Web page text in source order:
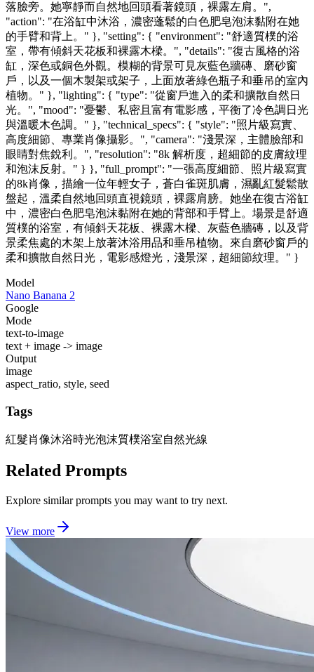
落臉旁。她寧靜而自然地回頭看著鏡頭，裸露左肩。",
"action": "在浴缸中沐浴，濃密蓬鬆的白色肥皂泡沫黏附在她
的手臂和背上。" }, "setting": { "environment": "舒適質樸的浴
室，帶有傾斜天花板和裸露木樑。", "details": "復古風格的浴
缸，深色或銅色外觀。模糊的背景可見灰藍色牆磚、磨砂窗
戶，以及一個木製架或架子，上面放著綠色瓶子和垂吊的室內
植物。" }, "lighting": { "type": "從窗戶進入的柔和擴散自然日
光。", "mood": "憂鬱、私密且富有電影感，平衡了冷色調日光
與溫暖木色調。" }, "technical_specs": { "style": "照片級寫實、
高度細節、專業肖像攝影。", "camera": "淺景深，主體臉部和
眼睛對焦銳利。", "resolution": "8k 解析度，超細節的皮膚紋理
和泡沫反射。" } }, "full_prompt": "一張高度細節、照片級寫實
的8k肖像，描繪一位年輕女子，蒼白雀斑肌膚，濕亂紅髮鬆散
盤起，溫柔自然地回頭直視鏡頭，裸露肩膀。她坐在復古浴缸
中，濃密白色肥皂泡沫黏附在她的背部和手臂上。場景是舒適
質樸的浴室，有傾斜天花板、裸露木樑、灰藍色牆磚，以及背
景柔焦處的木架上放著沐浴用品和垂吊植物。來自磨砂窗戶的
柔和擴散自然日光，電影感燈光，淺景深，超細節紋理。" }
Model
Nano Banana 2
Google
Mode
text-to-image
text + image -> image
Output
image
aspect_ratio, style, seed
Tags
紅髮肖像沐浴時光泡沫質樸浴室自然光線
Related Prompts
Explore similar prompts you may want to try next.
View more